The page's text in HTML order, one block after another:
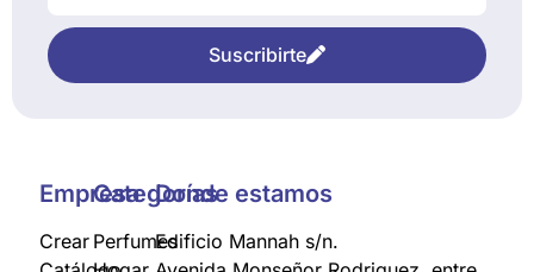
Suscribirte
Empresa
Crear
Categorías
Perfumes
Donde estamos
Edificio Mannah s/n.